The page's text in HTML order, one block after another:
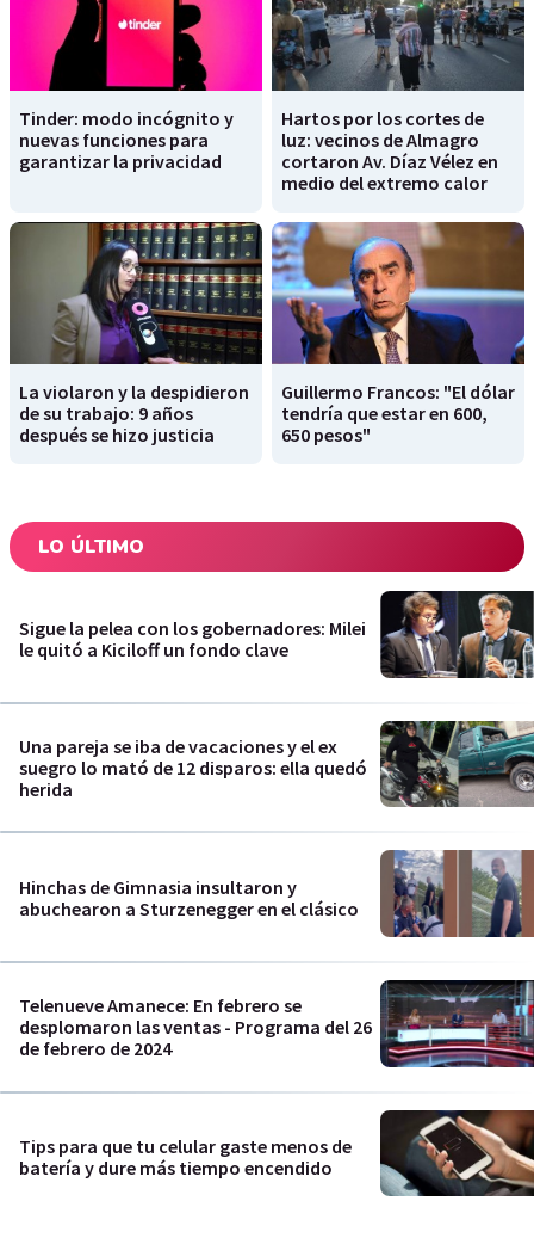
Tinder: modo incógnito y
nuevas funciones para
garantizar la privacidad
Hartos por los cortes de
luz: vecinos de Almagro
cortaron Av. Díaz Vélez en
medio del extremo calor
La violaron y la despidieron
de su trabajo: 9 años
después se hizo justicia
Guillermo Francos: "El dólar
tendría que estar en 600,
650 pesos"
LO ÚLTIMO
Sigue la pelea con los gobernadores: Milei
le quitó a Kiciloff un fondo clave
Una pareja se iba de vacaciones y el ex
suegro lo mató de 12 disparos: ella quedó
herida
Hinchas de Gimnasia insultaron y
abuchearon a Sturzenegger en el clásico
Telenueve Amanece: En febrero se
desplomaron las ventas - Programa del 26
de febrero de 2024
Tips para que tu celular gaste menos de
batería y dure más tiempo encendido